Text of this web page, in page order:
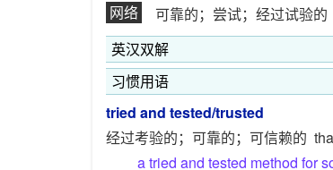
网络
可靠的；尝试；经过试验的
英汉双解
习惯用语
tried and tested/trusted
经过考验的；可靠的；可信赖的
a tried and tested method for